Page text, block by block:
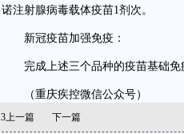
诺注射腺病毒载体疫苗1剂次。
新冠疫苗加强免疫：
完成上述三个品种的疫苗基础免
（重庆疾控微信公众号）
3上一篇 下一篇